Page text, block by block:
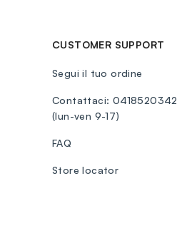
CUSTOMER SUPPORT
Segui il tuo ordine
Contattaci: 0418520342
(lun-ven 9-17)
FAQ
Store locator